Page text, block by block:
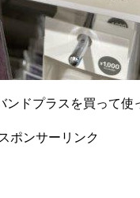
ドプラスを買って使
スポンサーリンク